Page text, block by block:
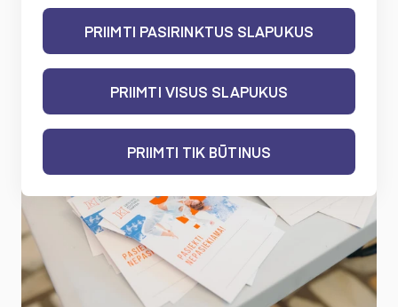
IEŠKOTI
PRIIMTI PASIRINKTUS SLAPUKUS
PRIIMTI VISUS SLAPUKUS
PRIIMTI TIK BŪTINUS